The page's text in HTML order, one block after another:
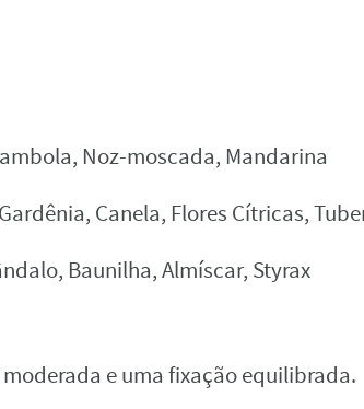
Noz-moscada, Mandarina
Canela, Flores Cítricas,
Baunilha, Almíscar, Styrax
e uma fixação equilibrada.